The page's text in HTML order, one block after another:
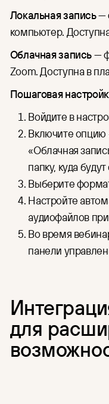
Локальная запись—
компьютер.
Облачная запись—
Zoom. Доступна в
Пошаговая
Войдите в
Включите опцию
«Облачная
папку, куда
Выберите
Настройте
аудиофайлов
Во время
панели
для